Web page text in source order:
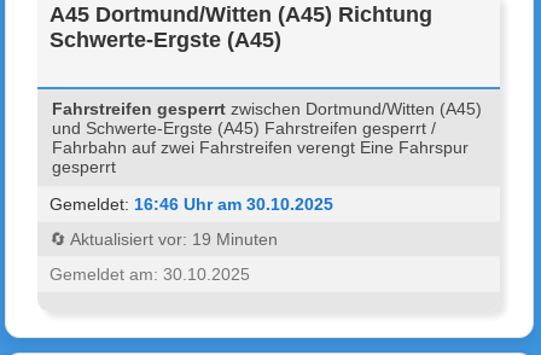
A45 Dortmund/Witten (A45) Richtung
Schwerte-Ergste (A45)
Fahrstreifen gesperrt zwischen Dortmund/Witten (A45)
und Schwerte-Ergste (A45) Fahrstreifen gesperrt /
Fahrbahn auf zwei Fahrstreifen verengt Eine Fahrspur
gesperrt
Gemeldet: 16:46 Uhr am 30.10.2025
🔄 Aktualisiert vor: 19 Minuten
Gemeldet am: 30.10.2025